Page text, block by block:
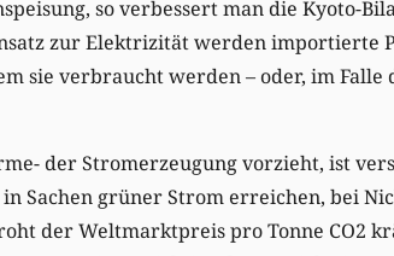
so verbessert man die Kyoto-
zur Elektrizität werden importierte
sie verbraucht werden – oder, im
der Stromerzeugung vorzieht, ist
Sachen grüner Strom erreichen, bei
der Weltmarktpreis pro Tonne CO2